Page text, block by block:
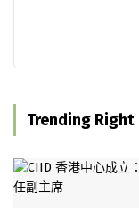
Trending Right